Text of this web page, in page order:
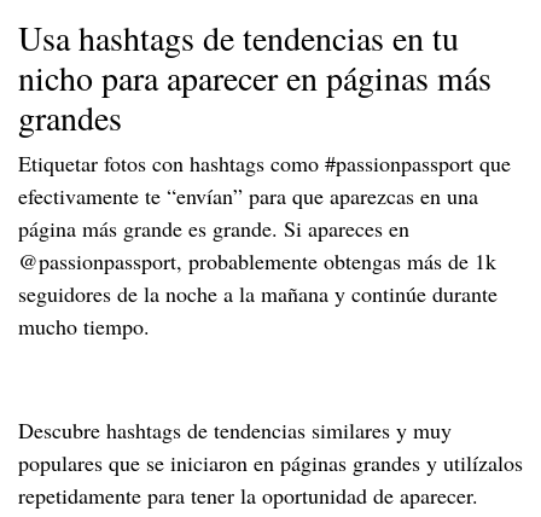
Usa hashtags de tendencias en tu
nicho para aparecer en páginas más
grandes
Etiquetar fotos con hashtags como #passionpassport que
efectivamente te “envían” para que aparezcas en una
página más grande es grande. Si apareces en
@passionpassport, probablemente obtengas más de 1k
seguidores de la noche a la mañana y continúe durante
mucho tiempo.
Descubre hashtags de tendencias similares y muy
populares que se iniciaron en páginas grandes y utilízalos
repetidamente para tener la oportunidad de aparecer.